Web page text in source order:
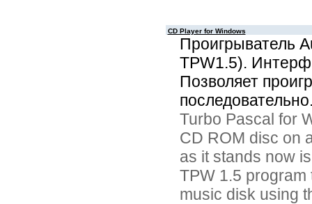
CD Player for Windows
Проигрыватель
TPW1.5).
Позволяет
Turbo Pascal for
CD ROM disc on
as it stands now
TPW 1.5
music disk using